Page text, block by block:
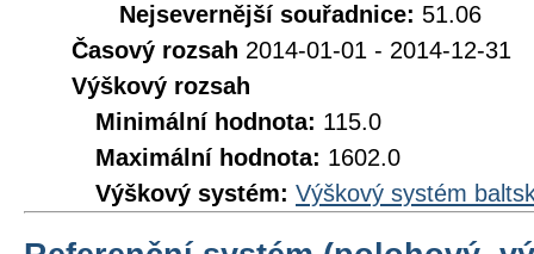
Nejsevernější souřadnice: 51.06
Časový rozsah 2014-01-01 - 2014-12-31
Výškový rozsah
Minimální hodnota: 115.0
Maximální hodnota: 1602.0
Výškový systém: Výškový systém